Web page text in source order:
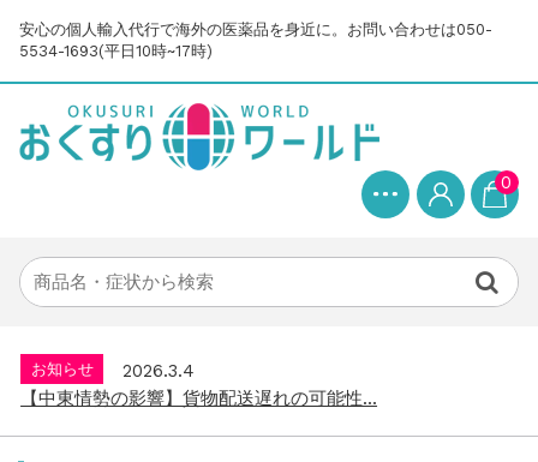
安心の個人輸入代行で海外の医薬品を身近に。お問い合わせは050-
5534-1693(平日10時~17時)
0
2026.4.9
2026年GW営業について...
お知らせ
2026.3.4
お知らせ
2026.1.6
送料改定について...
年末年始の営業について【2025-202...